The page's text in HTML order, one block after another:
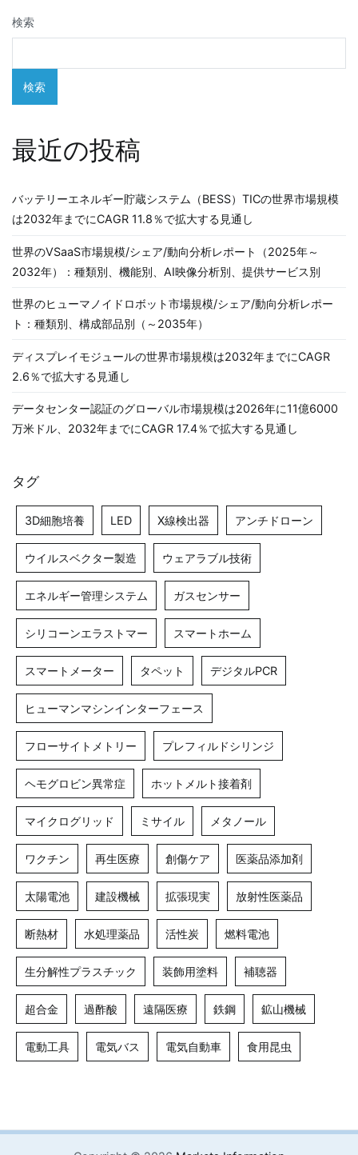
検索
検索
最近の投稿
バッテリーエネルギー貯蔵システム（BESS）TICの世界市場規模
は2032年までにCAGR 11.8％で拡大する見通し
世界のVSaaS市場規模/シェア/動向分析レポート（2025年～
2032年）：種類別、機能別、AI映像分析別、提供サービス別
世界のヒューマノイドロボット市場規模/シェア/動向分析レポー
ト：種類別、構成部品別（～2035年）
ディスプレイモジュールの世界市場規模は2032年までにCAGR
2.6％で拡大する見通し
データセンター認証のグローバル市場規模は2026年に11億6000
万米ドル、2032年までにCAGR 17.4％で拡大する見通し
タグ
3D細胞培養 LED X線検出器 アンチドローン
ウイルスベクター製造 ウェアラブル技術
エネルギー管理システム ガスセンサー
シリコーンエラストマー スマートホーム
スマートメーター タペット デジタルPCR
ヒューマンマシンインターフェース
フローサイトメトリー プレフィルドシリンジ
ヘモグロビン異常症 ホットメルト接着剤
マイクログリッド ミサイル メタノール
ワクチン 再生医療 創傷ケア 医薬品添加剤
太陽電池 建設機械 拡張現実 放射性医薬品
断熱材 水処理薬品 活性炭 燃料電池
生分解性プラスチック 装飾用塗料 補聴器
超合金 過酢酸 遠隔医療 鉄鋼 鉱山機械
電動工具 電気バス 電気自動車 食用昆虫